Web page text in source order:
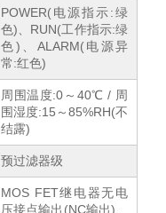
POWER(电源指示:绿
色)、RUN(工作指示:绿
色)、ALARM(电源异
常:红色)
周围温度:0～40℃ / 周
围湿度:15～85%RH(不
结露)
预过滤器级
MOS FET继电器无电
压接点输出(NC输出)、